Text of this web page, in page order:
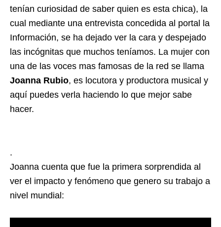
tenían curiosidad de saber quien es esta chica), la
cual mediante una entrevista concedida al portal la
Información, se ha dejado ver la cara y despejado
las incógnitas que muchos teníamos. La mujer con
una de las voces mas famosas de la red se llama
Joanna Rubio, es locutora y productora musical y
aquí puedes verla haciendo lo que mejor sabe
hacer.
.
Joanna cuenta que fue la primera sorprendida al
ver el impacto y fenómeno que genero su trabajo a
nivel mundial: